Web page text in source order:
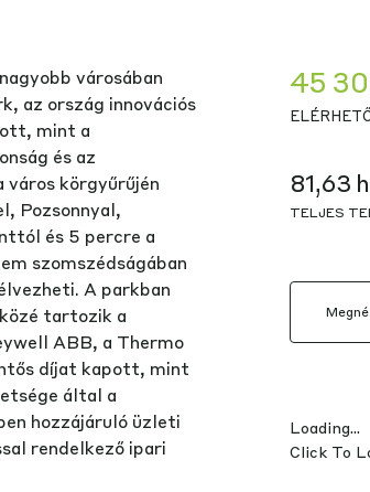
városában
az ország innovációs
mint a
és az
város körgyűrűjén
Pozsonnyal,
és 5 percre a
szomszédságában
A parkban
tartozik a
ABB, a Thermo
díjat kapott, mint
által a
hozzájáruló üzleti
rendelkező ipari
45
81,63
TELJES
Loading...
Click To